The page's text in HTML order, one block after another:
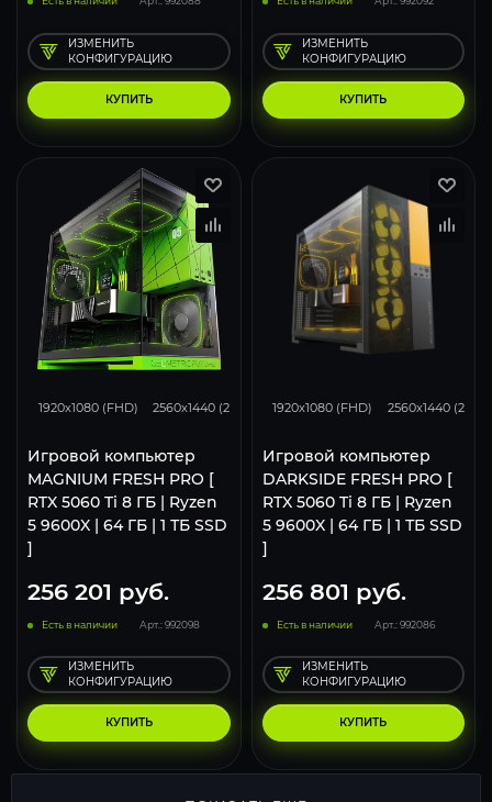
КУПИТЬ
ИЗМЕНИТЬ
КОНФИГУРАЦИЮ
КУПИТЬ
ИЗМЕНИТЬ
КОНФИГУРАЦИЮ
1920x1080 (FHD) 2560x1440 (2K) 3840x2160 (4K)
Игровой компьютер
MAGNIUM FRESH PRO [
RTX 5060 Ti 8 ГБ | Ryzen
5 9600X | 64 ГБ | 1 ТБ SSD
]
256 201 руб.
Есть в наличии Арт.: 992098
КУПИТЬ
ИЗМЕНИТЬ
КОНФИГУРАЦИЮ
1920x1080 (FHD) 2560x1440 (2K)
Игровой компьютер
DARKSIDE FRESH PRO [
RTX 5060 Ti 8 ГБ | Ryzen
5 9600X | 64 ГБ | 1 ТБ SSD
]
256 801 руб.
Есть в наличии Арт.: 992086
КУПИТЬ
ИЗМЕНИТЬ
КОНФИГУРАЦИЮ